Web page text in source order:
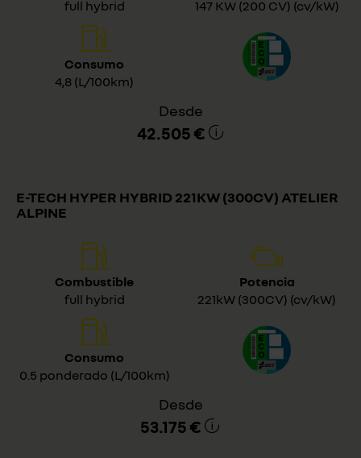
full hybrid
147 KW (200 CV) (cv/kW)
Consumo
4,8 (L/100km)
Desde
42.505 €
E-TECH HYPER HYBRID 221KW (300CV) ATELIER
ALPINE
Combustible
full hybrid
Potencia
221kW (300CV) (cv/kW)
Consumo
0.5 ponderado (L/100km)
Desde
53.175 €